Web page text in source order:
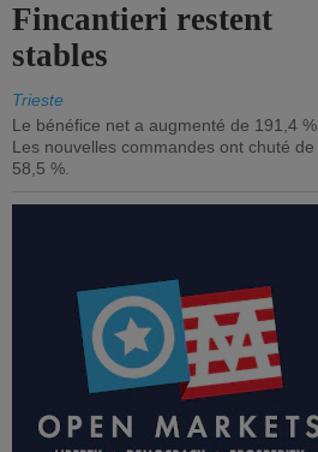
Fincantieri restent
stables
Trieste
Le bénéfice net a augmenté de 191,4 %.
Les nouvelles commandes ont chuté de
58,5 %.